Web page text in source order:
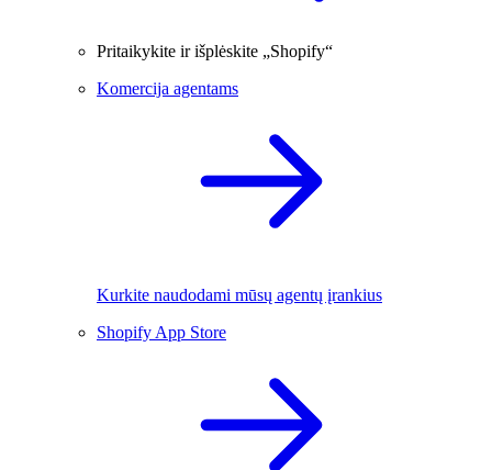
Pritaikykite ir išplėskite „Shopify“
Komercija agentams
Kurkite naudodami mūsų agentų įrankius
Shopify App Store